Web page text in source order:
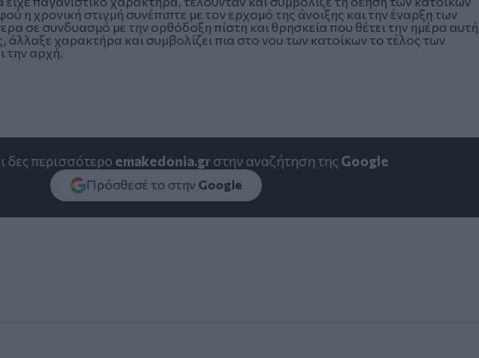
η χρονική στιγμή συνέπιπτε με τον ερχομό της άνοιξης και την έναρξη των
σε συνδυασμό με την ορθόδοξη πίστη και θρησκεία που θέτει την ημέρα αυτή
χαρακτήρα και συμβολίζει πια στο νου των κατοίκων το τέλος των
την αρχή.
δες περισσότερο emakedonia.grστην αναζήτηση της Google
Πρόσθεσέ το στην Google